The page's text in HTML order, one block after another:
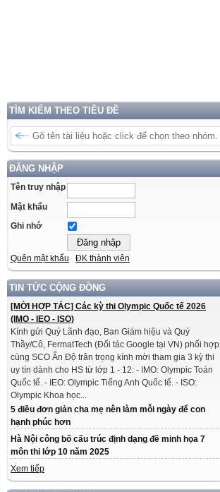
TÌM KIẾM THEO TIÊU ĐỀ
ĐĂNG NHẬP
Tên truy nhập
Mật khẩu
Ghi nhớ
Quên mật khẩu ĐK thành viên
TIN TỨC CỘNG ĐỒNG
[MỜI HỢP TÁC] Các kỳ thi Olympic Quốc tế 2026
(IMO - IEO - ISO)
Kính gửi Quý Lãnh đạo, Ban Giám hiệu và Quý
Thầy/Cô, FermatTech (Đối tác Google tại VN) phối hợp
cùng SCO Ấn Độ trân trọng kính mời tham gia 3 kỳ thi
uy tín dành cho HS từ lớp 1 - 12: - IMO: Olympic Toán
Quốc tế. - IEO: Olympic Tiếng Anh Quốc tế. - ISO:
Olympic Khoa học...
5 điều đơn giản cha mẹ nên làm mỗi ngày để con
hạnh phúc hơn
Hà Nội công bố cấu trúc định dạng đề minh họa 7
môn thi lớp 10 năm 2025
Xem tiếp